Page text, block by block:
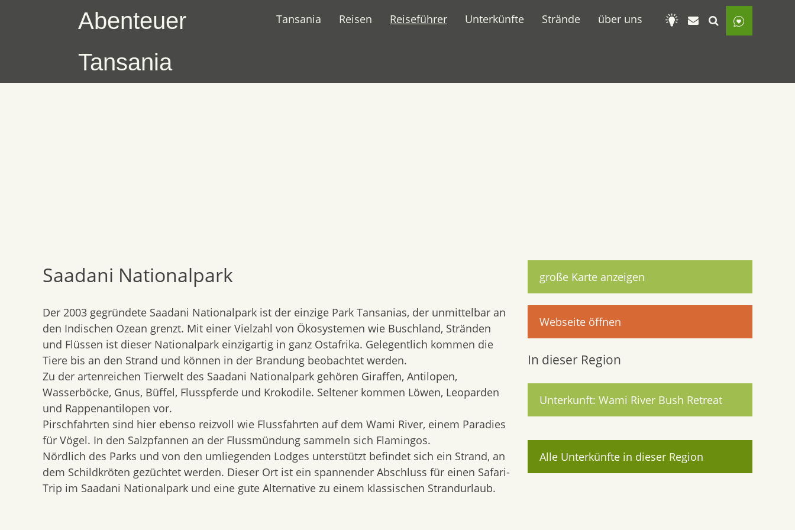
Abenteuer
Tansania
Tansania Reisen Reiseführer Unterkünfte Strände über uns
Saadani Nationalpark
Der 2003 gegründete Saadani Nationalpark ist der einzige Park Tansanias, der unmittelbar an
den Indischen Ozean grenzt. Mit einer Vielzahl von Ökosystemen wie Buschland, Stränden
und Flüssen ist dieser Nationalpark einzigartig in ganz Ostafrika. Gelegentlich kommen die
Tiere bis an den Strand und können in der Brandung beobachtet werden.
Zu der artenreichen Tierwelt des Saadani Nationalpark gehören Giraffen, Antilopen,
Wasserböcke, Gnus, Büffel, Flusspferde und Krokodile. Seltener kommen Löwen, Leoparden
und Rappenantilopen vor.
Pirschfahrten sind hier ebenso reizvoll wie Flussfahrten auf dem Wami River, einem Paradies
für Vögel. In den Salzpfannen an der Flussmündung sammeln sich Flamingos.
Nördlich des Parks und von den umliegenden Lodges unterstützt befindet sich ein Strand, an
dem Schildkröten gezüchtet werden. Dieser Ort ist ein spannender Abschluss für einen Safari-
Trip im Saadani Nationalpark und eine gute Alternative zu einem klassischen Strandurlaub.
große Karte anzeigen
Webseite öffnen
In dieser Region
Unterkunft: Wami River Bush Retreat
Alle Unterkünfte in dieser Region